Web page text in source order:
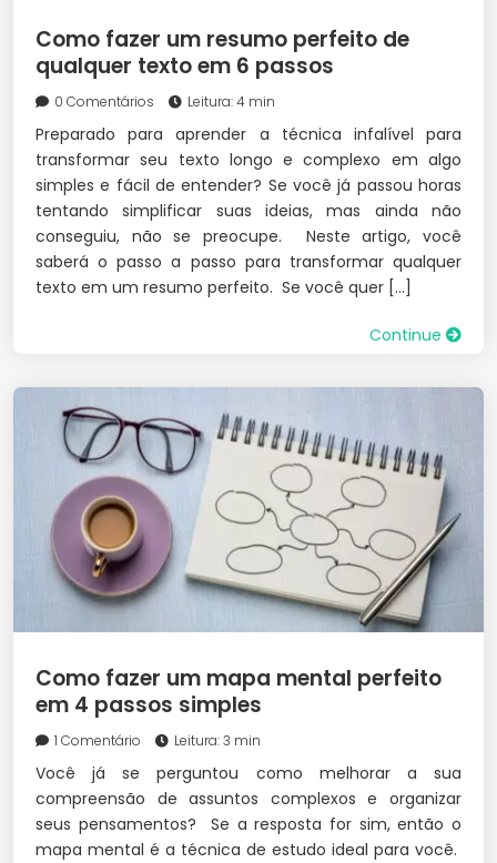
Como fazer um resumo perfeito de
qualquer texto em 6 passos
0 Comentários Leitura: 4 min
Preparado para aprender a técnica infalível para
transformar seu texto longo e complexo em algo
simples e fácil de entender? Se você já passou horas
tentando simplificar suas ideias, mas ainda não
conseguiu, não se preocupe. Neste artigo, você
saberá o passo a passo para transformar qualquer
texto em um resumo perfeito. Se você quer […]
Continue
Como fazer um mapa mental perfeito
em 4 passos simples
1 Comentário Leitura: 3 min
Você já se perguntou como melhorar a sua
compreensão de assuntos complexos e organizar
seus pensamentos? Se a resposta for sim, então o
mapa mental é a técnica de estudo ideal para você.